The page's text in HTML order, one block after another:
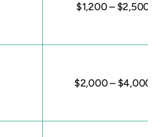
$1,200 – $2,500
$2,000 – $4,000